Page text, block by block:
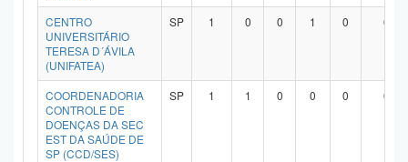
CENTRO
UNIVERSITÁRIO
TERESA D´ÁVILA
(UNIFATEA)
SP 1 0 0 1 0 0
COORDENADORIA
CONTROLE DE
DOENÇAS DA SEC
EST DA SAÚDE DE
SP (CCD/SES)
SP 1 1 0 0 0 0